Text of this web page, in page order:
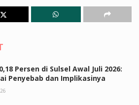
Persen di Sulsel Awal Juli 2026:
Penyebab dan Implikasinya